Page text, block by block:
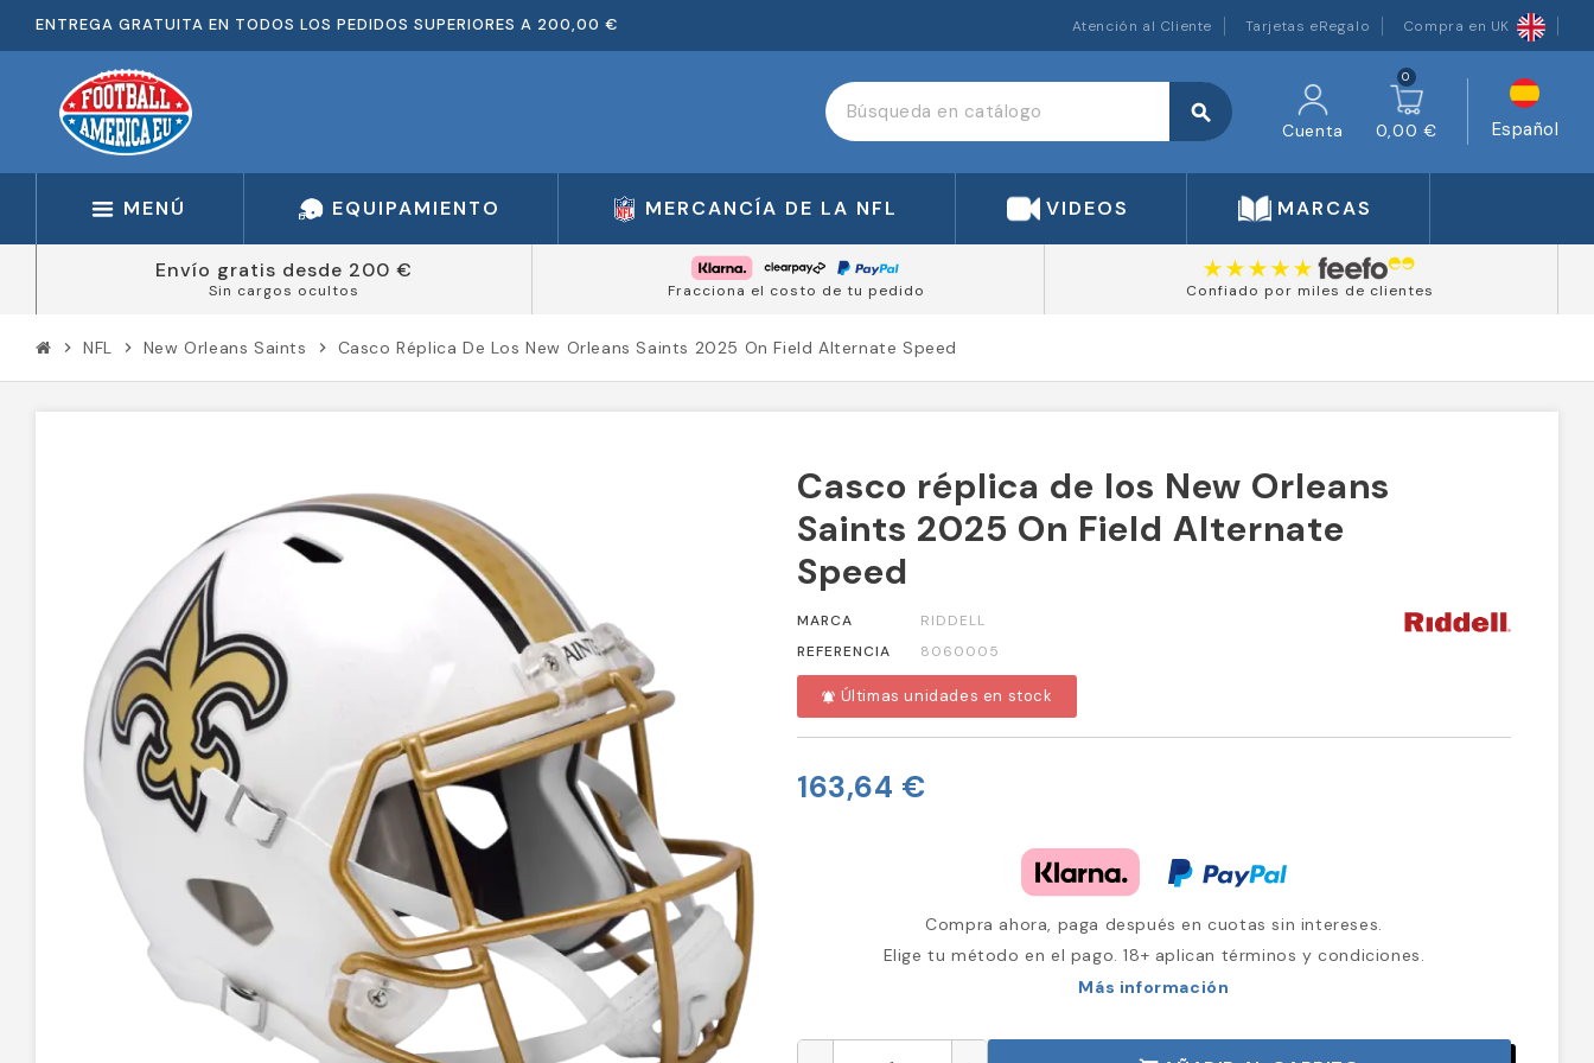
ENTREGA GRATUITA EN TODOS LOS PEDIDOS SUPERIORES A 200,00 € Atención al Cliente Tarjetas eRegalo Compra en UK
search
Cuenta
0
0,00 € Español
MENÚ EQUIPAMIENTO MERCANCÍA DE LA NFL VIDEOS MARCAS
Envío gratis desde 200 €
Sin cargos ocultos Fracciona el costo de tu pedido Confiado por miles de clientes
chevron_right NFL chevron_right New Orleans Saints chevron_right Casco Réplica De Los New Orleans Saints 2025 On Field Alternate Speed
Casco réplica de los New Orleans
Saints 2025 On Field Alternate
Speed
MARCA
RIDDELL
REFERENCIA
8060005
notifications_active Últimas unidades en stock
163,64 €
Compra ahora, paga después en cuotas sin intereses.
Elige tu método en el pago. 18+ aplican términos y condiciones.
Más información